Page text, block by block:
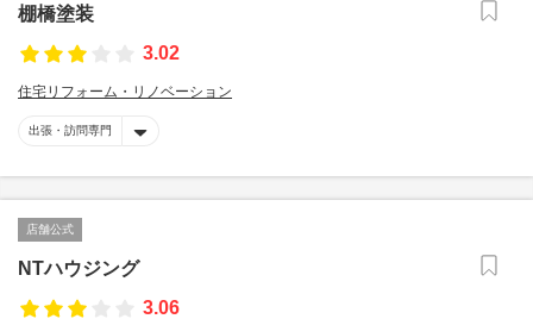
棚橋塗装
3.02
住宅リフォーム・リノベーション
出張・訪問専門
店舗公式
NTハウジング
3.06